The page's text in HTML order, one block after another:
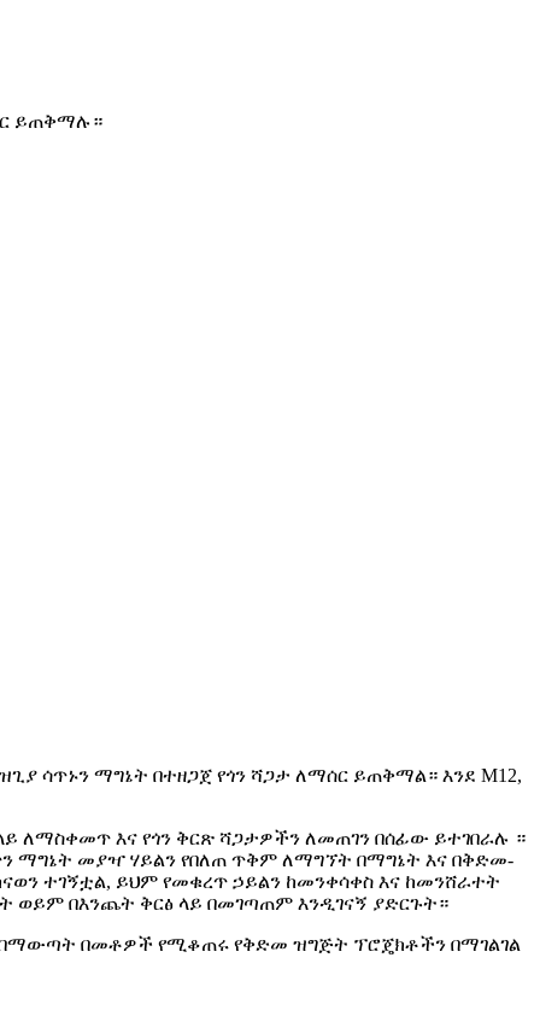
ይጠቅማሉ።
ሳጥኑን ማግኔት በተዘጋጀ የጎን ሻጋታ ለማሰር ይጠቅማል። እንደ M12,
እና የጎን ቅርጽ ሻጋታዎችን ለመጠገን በሰፊው ይተገበራሉ ።
ማግኔት መያዣ ሃይልን የበለጠ ጥቅም ለማግኘት በማግኔት እና በቅድመ-
ተገኝቷል, ይህም የመቁረጥ ኃይልን ከመንቀሳቀስ እና ከመንሸራተት
ወይም በእንጨት ቅርፅ ላይ በመገጣጠም እንዲገናኝ ያድርጉት።
በማውጣት በመቶዎች የሚቆጠሩ የቅድመ ዝግጅት ፕሮጄክቶችን በማገልገል